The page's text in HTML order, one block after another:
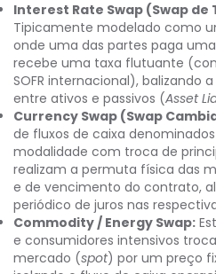
Interest Rate Swap (Swap de
Tipicamente modelado como
onde uma das partes paga
recebe uma taxa flutuante
SOFR internacional), balizando
entre ativos e passivos (Asset
Currency Swap (Swap
de fluxos de caixa
modalidade com troca de
realizam a permuta física das
e de vencimento do contrato,
periódico de juros nas
Commodity / Energy Swap:
e consumidores intensivos
mercado (spot) por um preço